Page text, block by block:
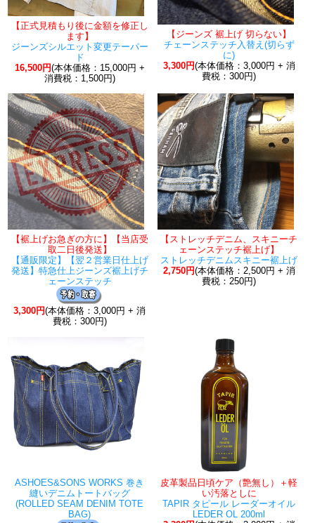
【正式見積もり後に金額を修正し
ます】
ジーンズシルエット変更テーパー
ド
16,500円(本体価格：15,000円 +
消費税：1,500円)
【ジーンズ 裾上げ 切らない】
チェーンステッチ入替え(切らず
に)
3,300円(本体価格：3,000円 + 消
費税：300円)
【裾上げお急ぎの方に】【当店受
取二日後発送】
【通販限定】【翌２営業日仕上げ
発送】特急仕上ジーンズ裾上げチ
ェーンステッチ
3,300円(本体価格：3,000円 + 消
費税：300円)
【ストレッチデニム、スキニーチ
ェーンステッチ裾上げ】
ストレッチデニムスキニー裾上げ
2,750円(本体価格：2,500円 + 消
費税：250円)
ASHOES&SONS WORKS 巻き
縫いデニムトートバッグ
(ROLLED SEAM DENIM TOTE
BAG)
皮革製品日頃ケア（艶無し）＋軽
い汚落としに
TAPIR タピール レーダーオイル
LEDER OL 200ml